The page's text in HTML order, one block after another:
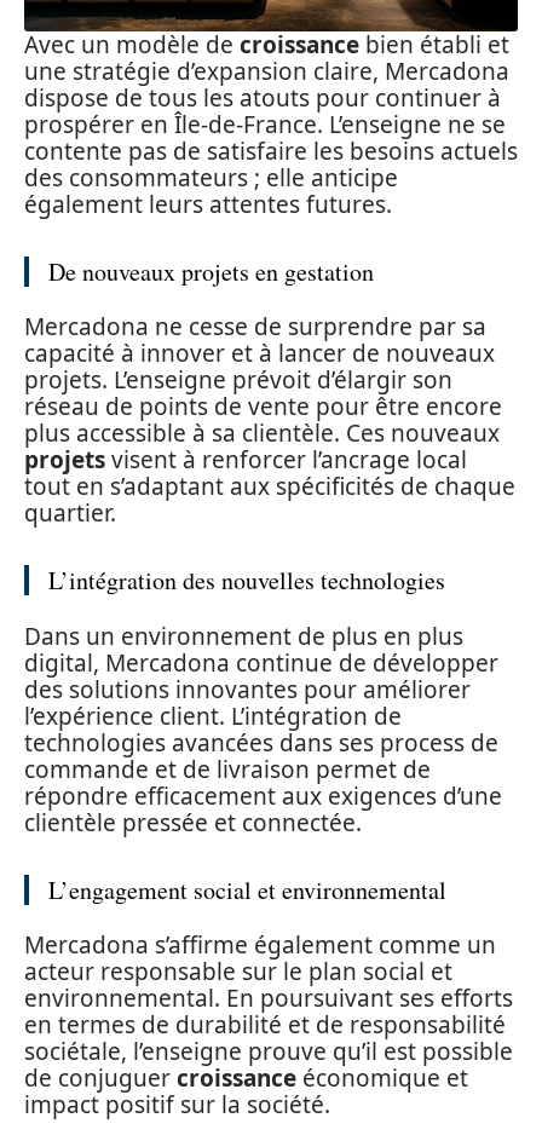
Avec un modèle de croissance bien établi et
une stratégie d’expansion claire, Mercadona
dispose de tous les atouts pour continuer à
prospérer en Île-de-France. L’enseigne ne se
contente pas de satisfaire les besoins actuels
des consommateurs ; elle anticipe
également leurs attentes futures.
De nouveaux projets en gestation
Mercadona ne cesse de surprendre par sa
capacité à innover et à lancer de nouveaux
projets. L’enseigne prévoit d’élargir son
réseau de points de vente pour être encore
plus accessible à sa clientèle. Ces nouveaux
projetsvisent à renforcer l’ancrage local
tout en s’adaptant aux spécificités de chaque
quartier.
L’intégration des nouvelles technologies
Dans un environnement de plus en plus
digital, Mercadona continue de développer
des solutions innovantes pour améliorer
l’expérience client. L’intégration de
technologies avancées dans ses process de
commande et de livraison permet de
répondre efficacement aux exigences d’une
clientèle pressée et connectée.
L’engagement social et environnemental
Mercadona s’affirme également comme un
acteur responsable sur le plan social et
environnemental. En poursuivant ses efforts
en termes de durabilité et de responsabilité
sociétale, l’enseigne prouve qu’il est possible
de conjuguercroissance économique et
impact positif sur la société.